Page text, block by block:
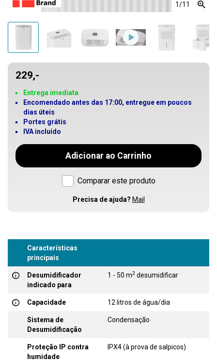
1/11
229,-
Entrega imediata
Encomendado antes das 17:00, entregue em poucos
dias úteis
Portes grátis
IVA incluído
Adicionar ao Carrinho
Comparar este produto
Precisa de ajuda? Mail
Características
principais
Desumidificador
indicado para
1 - 50 m2 desumidificar
Capacidade 12 litros de água/dia
Sistema de
Desumidificação
Condensação
Proteção IP contra
humidade
IPX4 (à prova de salpicos)